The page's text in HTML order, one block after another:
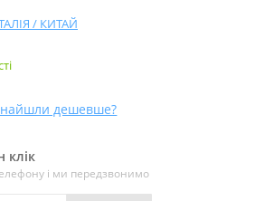
/ КИТАЙ
дешевше?
клік
і ми передзвонимо